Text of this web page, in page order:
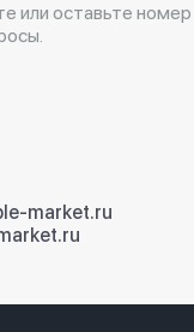
или оставьте
market.ru